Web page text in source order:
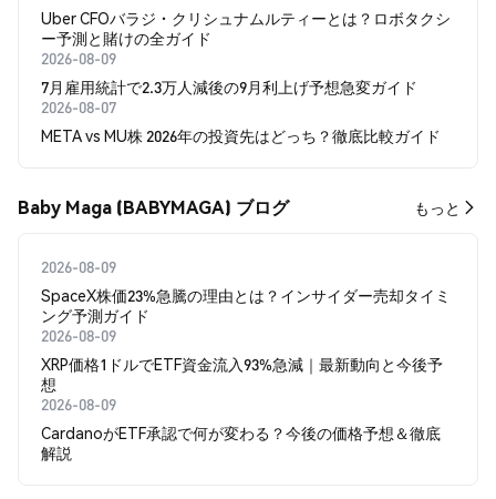
Uber CFOバラジ・クリシュナムルティーとは？ロボタクシ
ー予測と賭けの全ガイド
2026-08-09
7月雇用統計で2.3万人減後の9月利上げ予想急変ガイド
2026-08-07
META vs MU株 2026年の投資先はどっち？徹底比較ガイド
Baby Maga (BABYMAGA) ブログ もっと
2026-08-09
SpaceX株価23%急騰の理由とは？インサイダー売却タイミ
ング予測ガイド
2026-08-09
XRP価格1ドルでETF資金流入93%急減｜最新動向と今後予
想
2026-08-09
CardanoがETF承認で何が変わる？今後の価格予想＆徹底
解説